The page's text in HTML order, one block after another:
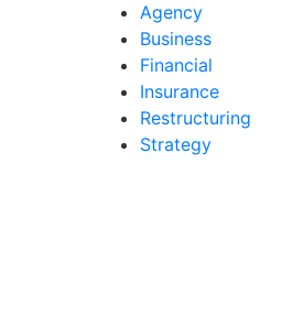
Agency
Business
Financial
Insurance
Restructuring
Strategy